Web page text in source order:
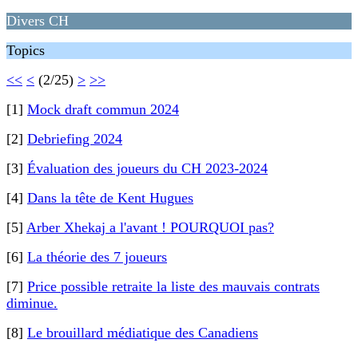
Divers CH
Topics
<< < (2/25) > >>
[1] Mock draft commun 2024
[2] Debriefing 2024
[3] Évaluation des joueurs du CH 2023-2024
[4] Dans la tête de Kent Hugues
[5] Arber Xhekaj a l'avant ! POURQUOI pas?
[6] La théorie des 7 joueurs
[7] Price possible retraite la liste des mauvais contrats
diminue.
[8] Le brouillard médiatique des Canadiens